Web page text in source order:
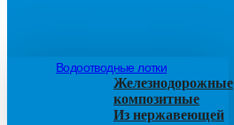
Водоотводные лотки
Железнодорожные
композитные
Из нержавеющей